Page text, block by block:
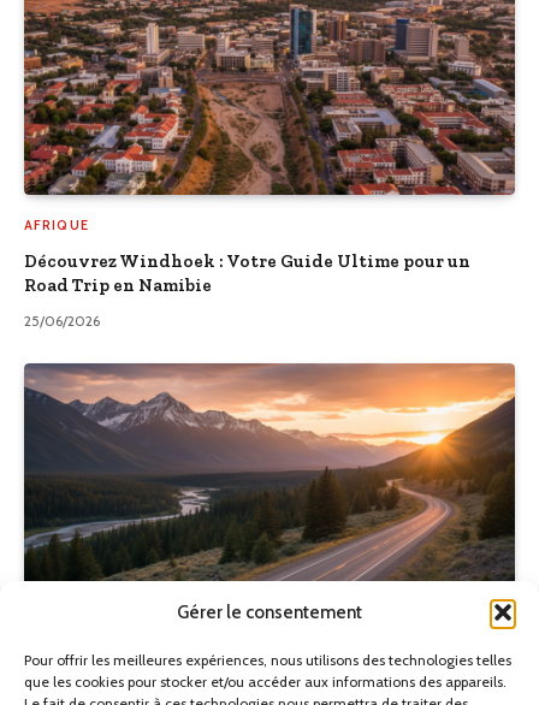
Gérer le consentement
Pour offrir les meilleures expériences, nous utilisons des technologies telles
que les cookies pour stocker et/ou accéder aux informations des appareils.
AFRIQUE
Découvrez Windhoek : Votre Guide Ultime pour un
Road Trip en Namibie
25/06/2026
AFRIQUE